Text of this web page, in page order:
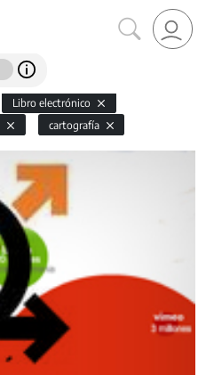
Libro electrónico
cartografía